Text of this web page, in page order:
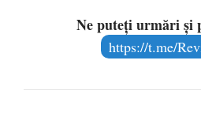
Ne puteți urmări și
https://t.me/